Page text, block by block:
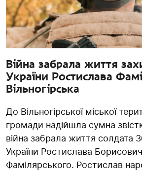
Війна забрала життя
України Ростислава
Вільногірська
До Вільногірської міської
громади надійшла сумна
війна забрала життя солдата
України Ростислава
Фамілярського. Ростислав